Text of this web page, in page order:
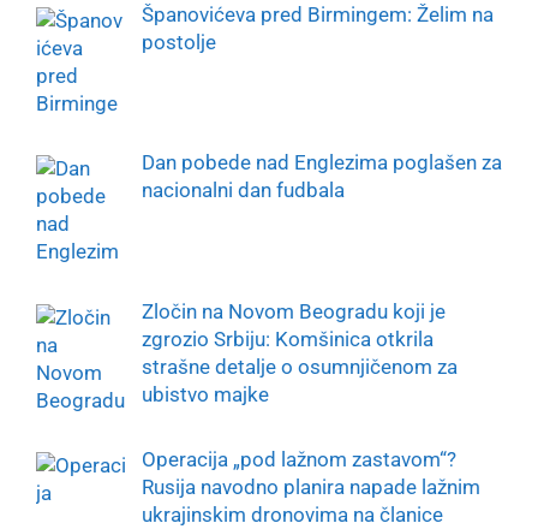
Španovićeva pred Birmingem: Želim na
postolje
Dan pobede nad Englezima poglašen za
nacionalni dan fudbala
Zločin na Novom Beogradu koji je
zgrozio Srbiju: Komšinica otkrila
strašne detalje o osumnjičenom za
ubistvo majke
Operacija „pod lažnom zastavom“?
Rusija navodno planira napade lažnim
ukrajinskim dronovima na članice